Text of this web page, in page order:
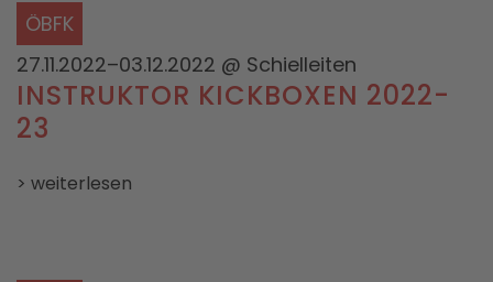
ÖBFK
27.11.2022–03.12.2022 @ Schielleiten
INSTRUKTOR KICKBOXEN 2022-
23
> weiterlesen